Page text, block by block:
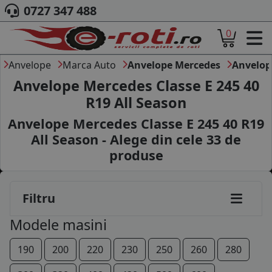
ACASA
DESPRE NOI
ANVELOPE
AUTO
CAMION
MOTO
AGROINDUSTRIALE
CAUTARE DUPA
DIMENSIUNI
B2B - COLABORARE COMPANII
CONT
0727 347 488
0
Anvelope Marca Auto Anvelope Mercedes
Anvelope Mercedes Classe E 245 40
R19 All Season
Anvelope Mercedes Classe E 245 40 R19
All Season - Alege din cele 33 de
produse
Filtru
Modele masini
190 200 220 230 250 260
280
205/65R15
205/55R16
205/60R16
205/65R16
215/55R16
225/55R16
225/50R17
225/55R17
235/40R17